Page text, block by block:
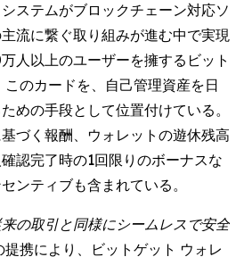
ステムがブロックチェーン対応ソ
流に繋ぐ取り組みが進む中で実現
人以上のユーザーを擁するビット
のカードを、自己管理資産を日
めの手段として位置付けている。
づく報酬、ウォレットの遊休残高
認完了時の1回限りのボーナスな
ンティブも含まれている。
来の取引と同様にシームレスで安全
提携により、ビットゲット ウォレ